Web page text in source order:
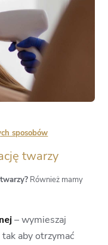
sposobów
twarzy
Również mamy
– wymieszaj
aby otrzymać